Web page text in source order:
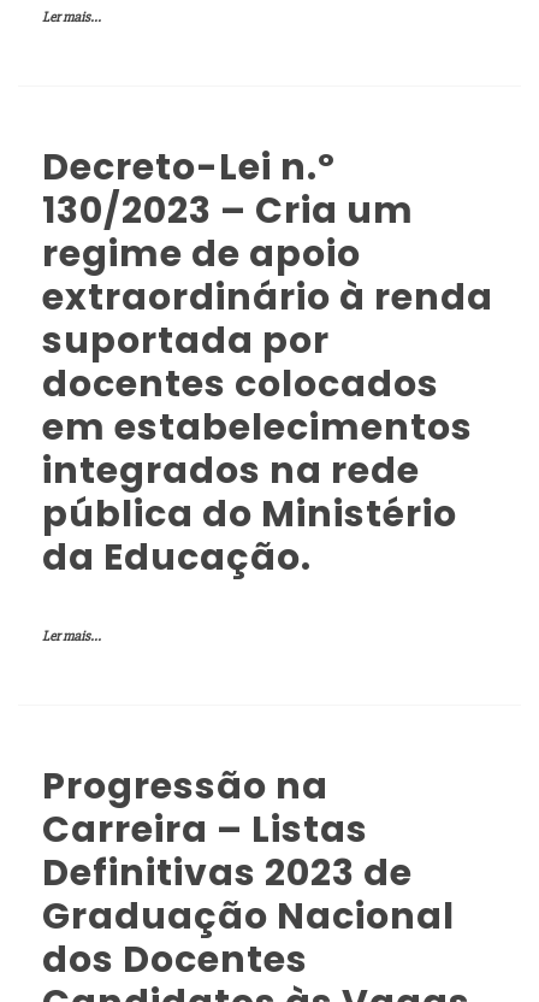
Ler mais...
Decreto-Lei n.º
130/2023 – Cria um
regime de apoio
extraordinário à renda
suportada por
docentes colocados
em estabelecimentos
integrados na rede
pública do Ministério
da Educação.
Ler mais...
Progressão na
Carreira – Listas
Definitivas 2023 de
Graduação Nacional
dos Docentes